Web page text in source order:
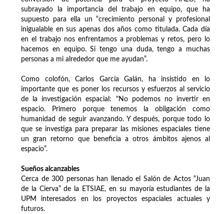
subrayado la importancia del trabajo en equipo, que ha
supuesto para ella un “crecimiento personal y profesional
inigualable en sus apenas dos años como titulada. Cada día
en el trabajo nos enfrentamos a problemas y retos, pero lo
hacemos en equipo. Si tengo una duda, tengo a muchas
personas a mi alrededor que me ayudan”.
Como colofón, Carlos García Galán, ha insistido en lo
importante que es poner los recursos y esfuerzos al servicio
de la investigación espacial: "No podemos no invertir en
espacio. Primero porque tenemos la obligación como
humanidad de seguir avanzando. Y después, porque todo lo
que se investiga para preparar las misiones espaciales tiene
un gran retorno que beneficia a otros ámbitos ajenos al
espacio”.
Sueños alcanzables
Cerca de 300 personas han llenado el Salón de Actos “Juan
de la Cierva” de la ETSIAE, en su mayoría estudiantes de la
UPM interesados en los proyectos espaciales actuales y
futuros.